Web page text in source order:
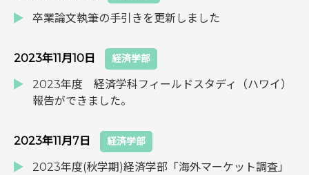
卒業論文執筆の手引きを更新しました
2023年11月10日 経済学部
2023年度 経済学科フィールドスタディ（ハワイ）
報告ができました。
2023年11月7日 経済学部
2023年度(秋学期)経済学部「海外マーケット調査」